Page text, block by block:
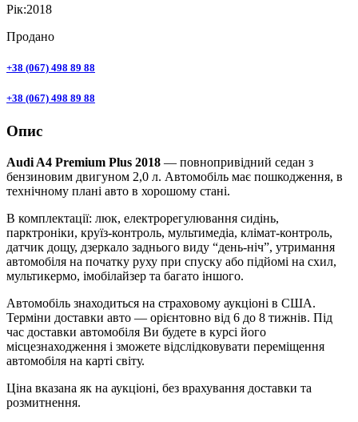
Рік:2018
Продано
+38 (067) 498 89 88
+38 (067) 498 89 88
Опис
Audi A4 Premium Plus 2018 — повнопривідний седан з
бензиновим двигуном 2,0 л. Автомобіль має пошкодження, в
технічному плані авто в хорошому стані.
В комплектації: люк, електрорегулювання сидінь,
парктроніки, круїз-контроль, мультимедіа, клімат-контроль,
датчик дощу, дзеркало заднього виду “день-ніч”, утримання
автомобіля на початку руху при спуску або підйомі на схил,
мультикермо, імобілайзер та багато іншого.
Автомобіль знаходиться на страховому аукціоні в США.
Терміни доставки авто — орієнтовно від 6 до 8 тижнів. Під
час доставки автомобіля Ви будете в курсі його
місцезнаходження і зможете відслідковувати переміщення
автомобіля на карті світу.
Ціна вказана як на аукціоні, без врахування доставки та
розмитнення.